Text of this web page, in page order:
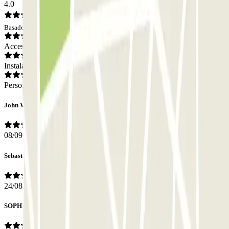
4.0
Basado en 3 opiniones
Acceso
Instalaciones
Personal
John White
08/09/2019
Sebastian
24/08/2019
SOPHIE